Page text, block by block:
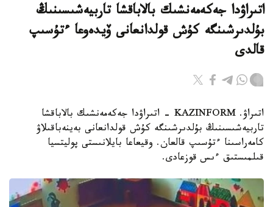
اتىراۋدا جەكەمەنشىك بالاباقشا تاربيەشىسىنىڭ
بۇلدىرشىنگە كۇش قولدانعانى ۆيدەوعا ءتۇسىپ
قالدى
اتىراۋ. KAZINFORM - اتىراۋدا جەكەمەنشىك بالاباقشا
تاربيەشىسىنىڭ بۇلدىرشىنگە كۇش قولدانعانى بەينەباقىلاۋ
كامەراسىنا ءتۇسىپ قالعان. وقيعاعا بايلانىستى پوليتسيا
قىلمىستىق ءىس قوزعادى.